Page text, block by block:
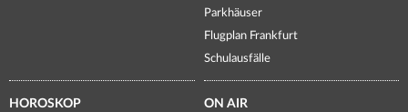
Parkhäuser
Flugplan Frankfurt
Schulausfälle
HOROSKOP ON AIR